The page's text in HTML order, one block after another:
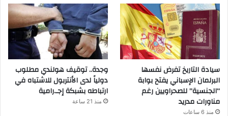
سيادة التاريخ تفرض نفسها
البرلمان الإسباني يفتح بوابة
“الجنسية” للصحراويين رغم
مناورات مدريد
منذ 6 ساعات
وجدة.. توقيف هولندي مطلوب
دولياً لدى الأنتربول للاشتباه في
ارتباطه بشبكة إجـ.رامية
منذ 21 ساعة